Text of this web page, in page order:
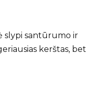
slypi santūrumo ir
kerštas, bet